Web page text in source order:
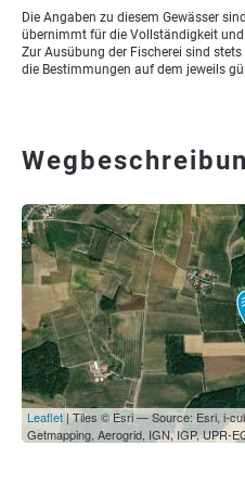
Die Angaben zu diesem Gewässer
übernimmt für die Vollständigkeit und
Zur Ausübung der Fischerei sind
die Bestimmungen auf dem jeweils
Leaflet| Tiles © Esri — Source: Esri, i-
Getmapping, Aerogrid, IGN, IGP, UPR-